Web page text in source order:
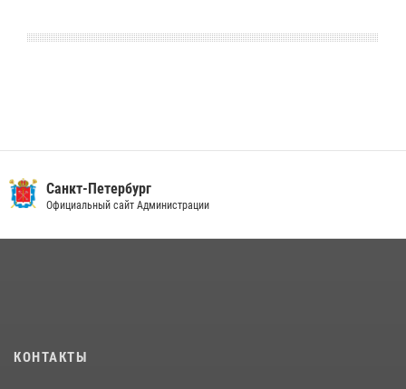
Санкт-Петербург
Официальный сайт Администрации
КОНТАКТЫ